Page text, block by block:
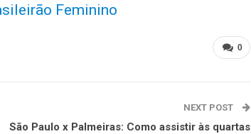
Feminino
0
NEXT POST
São Paulo x Palmeiras: Como assistir às quartas